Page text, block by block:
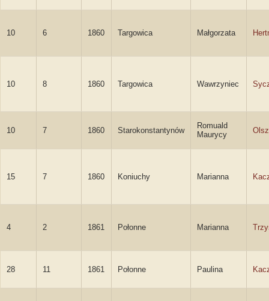
10 6 1860 Targowica Małgorzata
10 8 1860 Targowica Wawrzyniec
10 7 1860 Starokonstantynów
Romuald
Maurycy
15 7 1860 Koniuchy Marianna
4 2 1861 Połonne Marianna
28 11 1861 Połonne Paulina